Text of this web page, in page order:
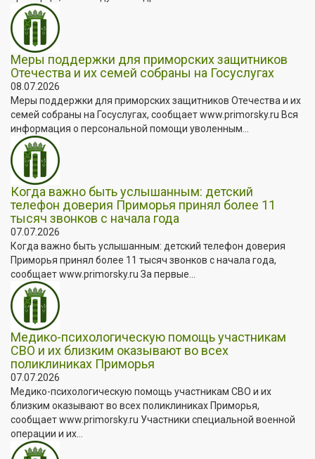
Меры поддержки для приморских защитников
Отечества и их семей собраны на Госуслугах
08.07.2026
Меры поддержки для приморских защитников Отечества и их
семей собраны на Госуслугах, сообщает www.primorsky.ru Вся
информация о персональной помощи уволенным...
Когда важно быть услышанным: детский
телефон доверия Приморья принял более 11
тысяч звонков с начала года
07.07.2026
Когда важно быть услышанным: детский телефон доверия
Приморья принял более 11 тысяч звонков с начала года,
сообщает www.primorsky.ru За первые...
Медико-психологическую помощь участникам
СВО и их близким оказывают во всех
поликлиниках Приморья
07.07.2026
Медико-психологическую помощь участникам СВО и их
близким оказывают во всех поликлиниках Приморья,
сообщает www.primorsky.ru Участники специальной военной
операции и их...